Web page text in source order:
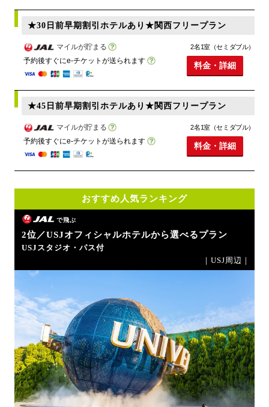
★30日前早期割引ホテルあり★関西フリープラン
マイルが貯まる
予約後すぐにe-チケットが送られます
2名1室（セミダブル）
料金・詳細
★45日前早期割引ホテルあり★関西フリープラン
マイルが貯まる
予約後すぐにe-チケットが送られます
2名1室（セミダブル）
料金・詳細
おすすめ人気ランキング
で飛ぶ
2位／USJオフィシャルホテルから選べるプラン
USJスタジオ・パス付
｜USJ周辺｜